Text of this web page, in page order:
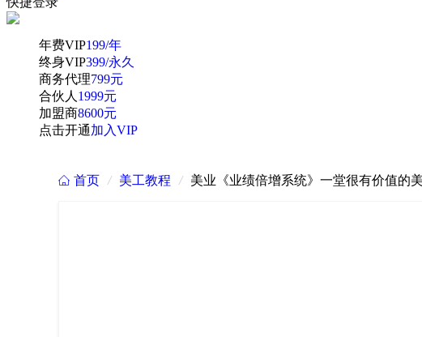
年费VIP199/年
终身VIP399/永久
商务代理799元
合伙人 1999元
加盟商8600元
点击开通加入VIP
 首页 / 美工教程 / 美业《业绩倍增系统》一堂很有价值的